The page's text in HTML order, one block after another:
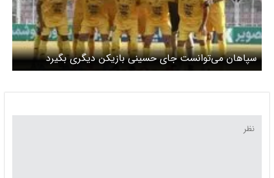
سپاهان می‌توانست جای حسینی بازیکن دیگری بگیرد